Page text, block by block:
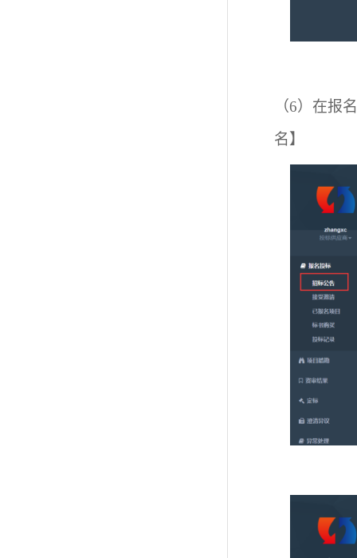
（6） 在报
名】